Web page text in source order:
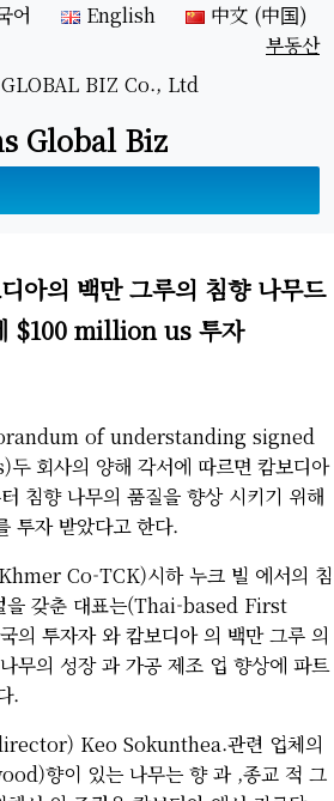
어 English
中文 (中国)
부동산
Global Biz
아의 백만 그루의 침향 나무드
$100 million us 투자
of understanding signed
회사의 양해 각서에 따르면 캄보디아
침향 나무의 품질을 향상 시키기 위해
자 받았다고 한다.
Co-TCK)시하 누크 빌 에서의 침
을 갖춘 대표는(Thai-based First
투자자 와 캄보디아 의 백만 그루 의
의 성장 과 가공 제조 업 향상에 파트
.
Keo Sokunthea.관련 업체의
향이 있는 나무는 향 과 ,종교 적 그